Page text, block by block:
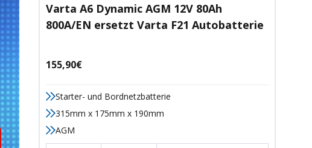
Varta A6 Dynamic AGM 12V 80Ah
800A/EN ersetzt Varta F21 Autobatterie
Angebotspreis
155,90€
Starter- und Bordnetzbatterie
315mm x 175mm x 190mm
AGM